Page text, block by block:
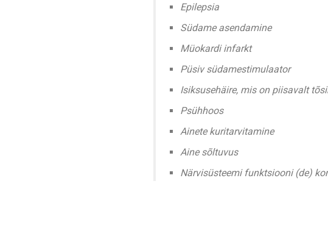
Epilepsia
Südame asendamine
Müokardi infarkt
Püsiv südamestimulaator
Isiksusehäire, mis on piisavalt
Psühhoos
Ainete kuritarvitamine
Aine sõltuvus
Närvisüsteemi funktsiooni (de)